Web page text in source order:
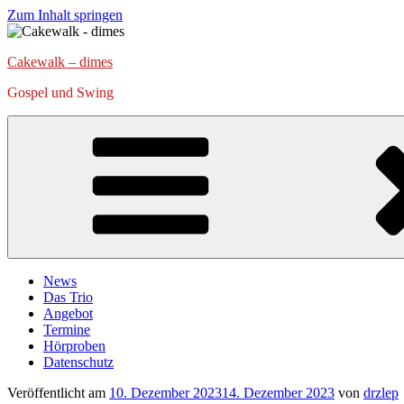
Zum Inhalt springen
Cakewalk – dimes
Gospel und Swing
News
Das Trio
Angebot
Termine
Hörproben
Datenschutz
Veröffentlicht am 10. Dezember 202314. Dezember 2023 von drzlep